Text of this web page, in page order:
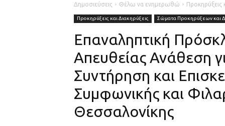
Δημοσιεύσεις Θέλω να ενημερωθώ Προκηρύξεις
Προκηρύξεις και Διακηρύξεις Σώματα Προκηρύξεων και
Επαναληπτική
Απευθείας Ανάθεση
Συντήρηση και
Συμφωνικής και
Θεσσαλονίκης